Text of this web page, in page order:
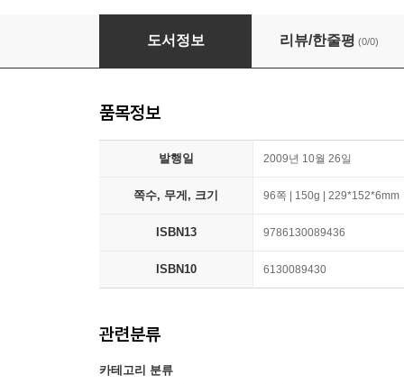
To Kill a Mockingbird
도서정보 리뷰/한줄평 (0/0)
품목정보
발행일 2009년 10월 26일
쪽수, 무게, 크기 96쪽 | 150g | 229*152*6mm
ISBN13 9786130089436
ISBN10 6130089430
관련분류
카테고리 분류